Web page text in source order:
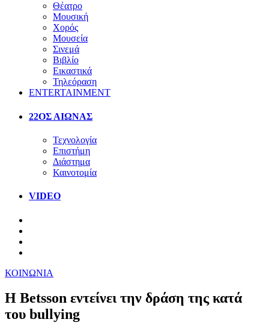
Θέατρο
Μουσική
Χορός
Μουσεία
Σινεμά
Βιβλίο
Εικαστικά
Τηλεόραση
ENTERTAINMENT
22ΟΣ ΑΙΩΝΑΣ
Τεχνολογία
Επιστήμη
Διάστημα
Καινοτομία
VIDEO
ΚΟΙΝΩΝΙΑ
Η Betsson εντείνει την δράση της κατά
του bullying